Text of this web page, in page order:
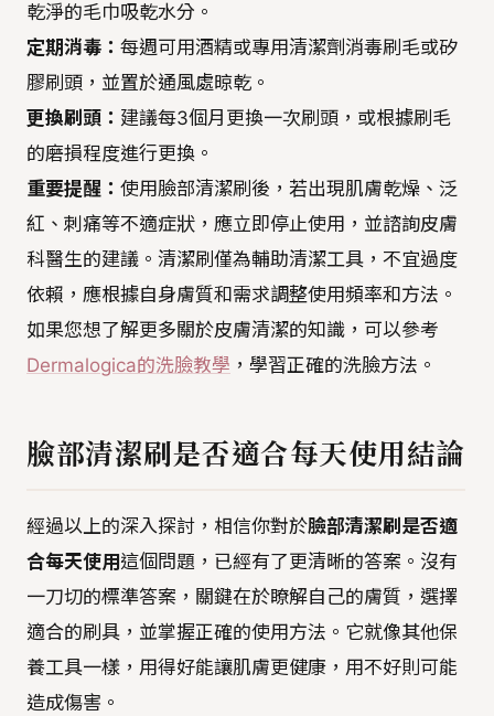
乾淨的毛巾吸乾水分。
定期消毒： 每週可用酒精或專用清潔劑消毒刷毛或矽
膠刷頭，並置於通風處晾乾。
更換刷頭： 建議每3個月更換一次刷頭，或根據刷毛
的磨損程度進行更換。
重要提醒： 使用臉部清潔刷後，若出現肌膚乾燥、泛
紅、刺痛等不適症狀，應立即停止使用，並諮詢皮膚
科醫生的建議。清潔刷僅為輔助清潔工具，不宜過度
依賴，應根據自身膚質和需求調整使用頻率和方法。
如果您想了解更多關於皮膚清潔的知識，可以參考
Dermalogica的洗臉教學 ，學習正確的洗臉方法。
臉部清潔刷是否適合每天使用結論
經過以上的深入探討，相信你對於臉部清潔刷是否適
合每天使用 這個問題，已經有了更清晰的答案。沒有
一刀切的標準答案，關鍵在於瞭解自己的膚質，選擇
適合的刷具，並掌握正確的使用方法。它就像其他保
養工具一樣，用得好能讓肌膚更健康，用不好則可能
造成傷害。